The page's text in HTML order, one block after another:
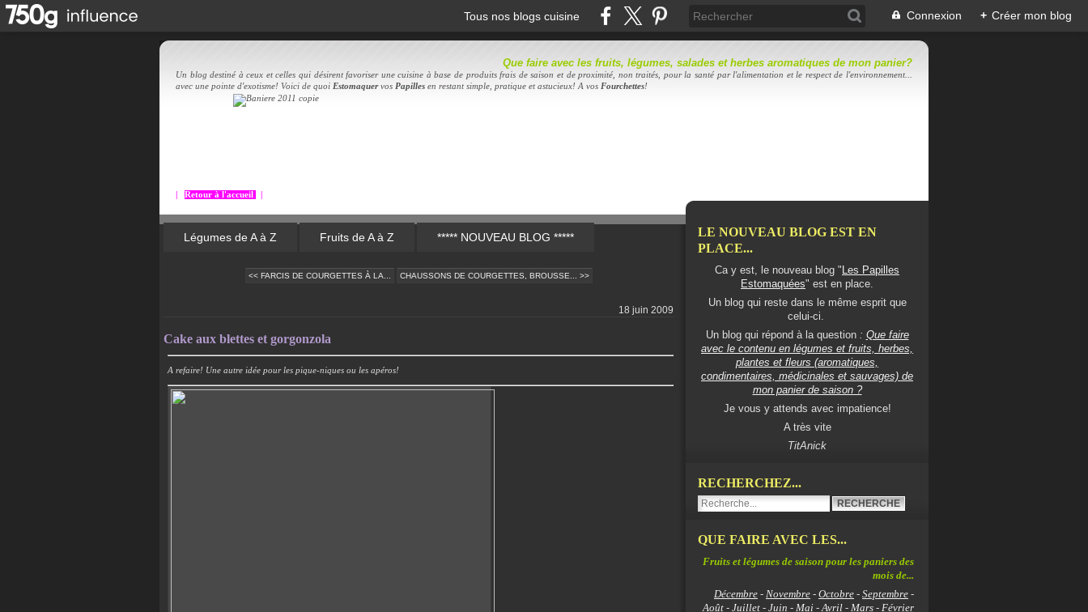
Tous nos blogs cuisine Connexion + Créer mon blog
Que faire avec les fruits, légumes, salades et herbes aromatiques de mon panier?
Un blog destiné à ceux et celles qui désirent favoriser une cuisine à base de produits frais de saison et de proximité, non traités, pour la santé par l'alimentation et le respect de l'environnement...
avec une pointe d'exotisme! Voici de quoi Estomaquervos Papilles en restant simple, pratique et astucieux! A vos Fourchettes!
Retour à l'accueil
Légumes de A à Z Fruits de A à Z ***** NOUVEAU BLOG *****
<< FARCIS DE COURGETTES À LA... CHAUSSONS DE COURGETTES, BROUSSE... >>
18 juin 2009
Cake aux blettes et gorgonzola
A refaire! Une autre idée pour les pique-niques ou les apéros!
LE NOUVEAU BLOG EST EN
PLACE...
Ca y est, le nouveau blog " Les Papilles
Estomaquées" est en place.
Un blog qui reste dans le même esprit que
celui-ci.
Un blog qui répond à la question : Que faire
avec le contenu en légumes et fruits, herbes,
plantes et fleurs (aromatiques,
condimentaires, médicinales et sauvages) de
mon panier de saison ?
Je vous y attends avec impatience!
A très vite
TitAnick
RECHERCHEZ...
QUE FAIRE AVEC LES...
Fruits et légumes de saison pour les paniers des
mois de...
Décembre - Novembre - Octobre - Septembre -
Août - Juillet - Juin - Mai -Avril - Mars - Février